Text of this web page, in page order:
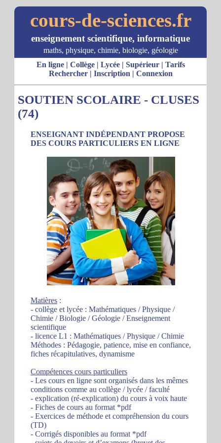
cours-de-sciences.fr
enseignement scientifique, informatique
maths, physique, chimie, biologie, géologie
En ligne| Collège| Lycée| Supérieur| Tarifs
Rechercher| Inscription | Connexion
SOUTIEN SCOLAIRE - CLUSES
(74)
ENSEIGNANT INDÉPENDANT PROPOSE
DES COURS PARTICULIERS EN LIGNE
Matières :
- collège et lycée : Mathématiques / Physique /
Chimie / Biologie / Géologie / Enseignement
scientifique
- licence L1 : Mathématiques / Physique / Chimie
Méthodes : Pédagogie, patience, mise en confiance,
fiches récapitulatives, dynamisme
Compétences cours particuliers
- Les cours en ligne sont organisés dans les mêmes
conditions comme au collège / lycée / faculté
- explication (ré-explication) du cours à voix haute
- Fiches de cours au format *pdf
- Exercices de méthode et compréhension du cours
(TD)
- Corrigés disponibles au format *pdf